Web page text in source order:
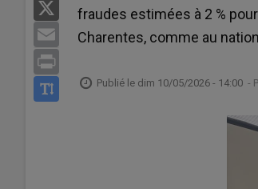
Email
fraudes estimées à 2 %
Charentes, comme au
Publié le dim 10/05/2026 - 14:00 -